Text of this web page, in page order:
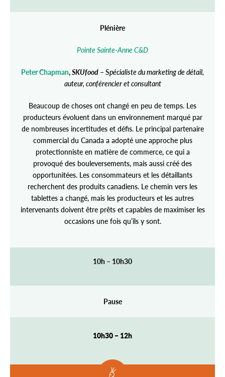
Plénière
Pointe Sainte-Anne C&D
Peter Chapman,SKUfood – Spécialiste du marketing de détail,
auteur, conférencier et consultant
Beaucoup de choses ont changé en peu de temps. Les
producteurs évoluent dans un environnement marqué par
de nombreuses incertitudes et défis. Le principal partenaire
commercial du Canada a adopté une approche plus
protectionniste en matière de commerce, ce qui a
provoqué des bouleversements, mais aussi créé des
opportunitées. Les consommateurs et les détaillants
recherchent des produits canadiens. Le chemin vers les
tablettes a changé, mais les producteurs et les autres
intervenants doivent être prêts et capables de maximiser les
occasions une fois qu’ils y sont.
10h – 10h30
Pause
10h30 – 12h